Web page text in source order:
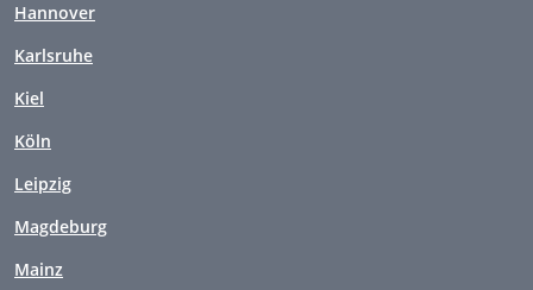
Hannover
Karlsruhe
Kiel
Köln
Leipzig
Magdeburg
Mainz